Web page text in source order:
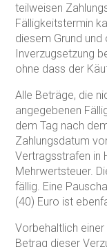
teilweisen
Fälligkeitstermin
diesem Grund
Inverzugsetzung
ohne dass der
Alle Beträge, die
angegebenen
dem Tag nach
Zahlungsdatum
Vertragsstrafen in
Mehrwertsteuer.
fällig. Eine
(40) Euro ist
Vorbehaltlich
Betrag dieser